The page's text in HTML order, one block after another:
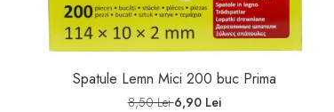
Spatule Lemn Mici 200 buc Prima
8,50 Lei6,90 Lei